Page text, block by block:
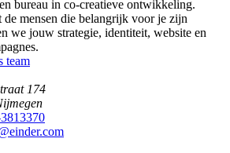
bureau in co-creatieve ontwikkeling.
de mensen die belangrijk voor je zijn
we jouw strategie, identiteit, website en
team
174